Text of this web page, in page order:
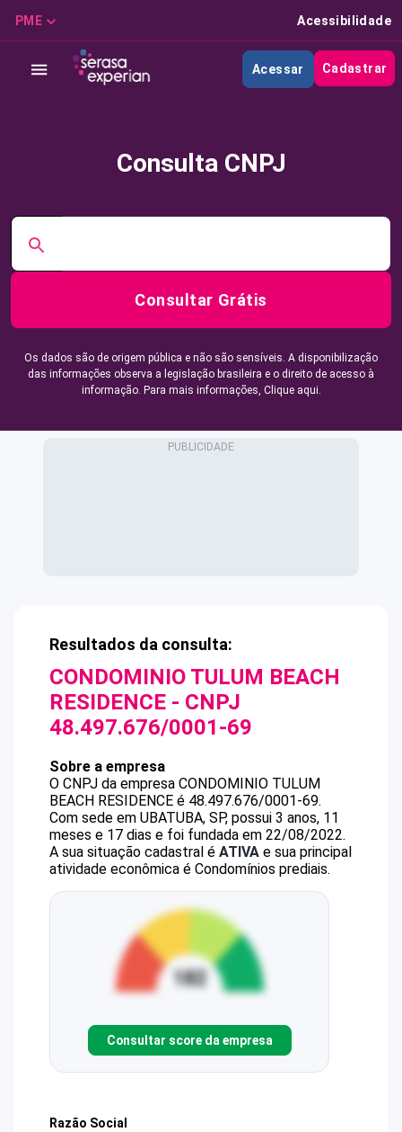
PME Acessibilidade
Acessar Cadastrar
Consulta CNPJ
Consultar Grátis
Os dados são de origem pública e não são sensíveis. A disponibilização
das informações observa a legislação brasileira e o direito de acesso à
informação. Para mais informações, Clique aqui.
Resultados da consulta:
CONDOMINIO TULUM BEACH
RESIDENCE - CNPJ
48.497.676/0001-69
Sobre a empresa
O CNPJ da empresa CONDOMINIO TULUM
BEACH RESIDENCE é 48.497.676/0001-69.
Com sede em UBATUBA, SP, possui 3 anos, 11
meses e 17 dias e foi fundada em 22/08/2022.
A sua situação cadastral é ATIVA e sua principal
atividade econômica é Condomínios prediais.
Consultar score da empresa
Razão Social